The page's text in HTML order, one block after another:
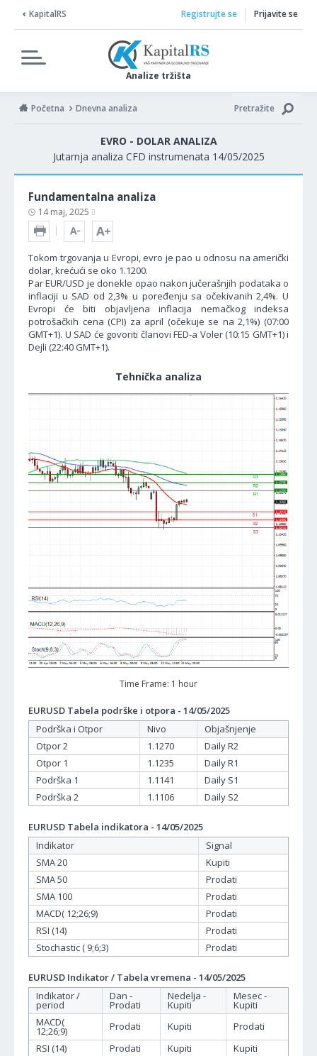
KapitalRS
Analize tržišta
Registrujte se Prijavite se
Početna Dnevna analiza Pretražite
EVRO - DOLAR ANALIZA
Jutarnja analiza CFD instrumenata 14/05/2025
Fundamentalna analiza
14 maj, 2025
Tokom trgovanja u Evropi, evro je pao u odnosu na američki
dolar, krećući se oko 1.1200.
Par EUR/USD je donekle opao nakon jučerašnjih podataka o
inflaciji u SAD od 2,3% u poređenju sa očekivanih 2,4%. U
Evropi će biti objavljena inflacija nemačkog indeksa
potrošačkih cena (CPI) za april (očekuje se na 2,1%) (07:00
GMT+1). U SAD će govoriti članovi FED-a Voler (10:15 GMT+1) i
Dejli (22:40 GMT+1).
Tehnička analiza
Time Frame: 1 hour
EURUSD Tabela podrške i otpora - 14/05/2025
Podrška i Otpor
Nivo
Objašnjenje
Otpor 2
1.1270
Daily R2
Otpor 1
1.1235
Daily R1
Podrška 1
1.1141
Daily S1
Podrška 2
1.1106 Daily S2
EURUSD Tabela indikatora - 14/05/2025
Indikator
Signal
SMA 20
Kupiti
SMA 50
Prodati
SMA 100
Prodati
MACD( 12;26;9)
Prodati
RSI (14)
Prodati
Stochastic ( 9;6;3)
Prodati
EURUSD Indikator / Tabela vremena - 14/05/2025
Indikator /
period
Dan -
Prodati
Nedelja -
Kupiti
Mesec -
Kupiti
MACD(
12;26;9) Prodati Kupiti
Prodati
RSI (14)
Prodati Kupiti
Kupiti